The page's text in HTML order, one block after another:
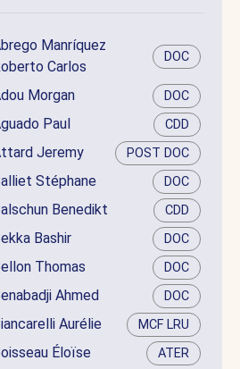
Manríquez
Carlos
DOC
Morgan DOC
Paul CDD
Jeremy POST DOC
Stéphane DOC
Benedikt CDD
Bashir DOC
Thomas DOC
Ahmed DOC
Aurélie MCF LRU
Éloïse ATER